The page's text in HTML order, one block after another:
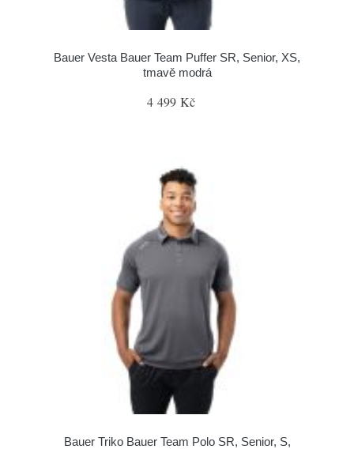
Bauer Vesta Bauer Team Puffer SR, Senior, XS,
tmavě modrá
4 499 Kč
Bauer Triko Bauer Team Polo SR, Senior, S,